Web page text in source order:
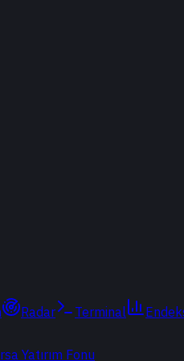
Radar Terminal
Yatırım Fonu